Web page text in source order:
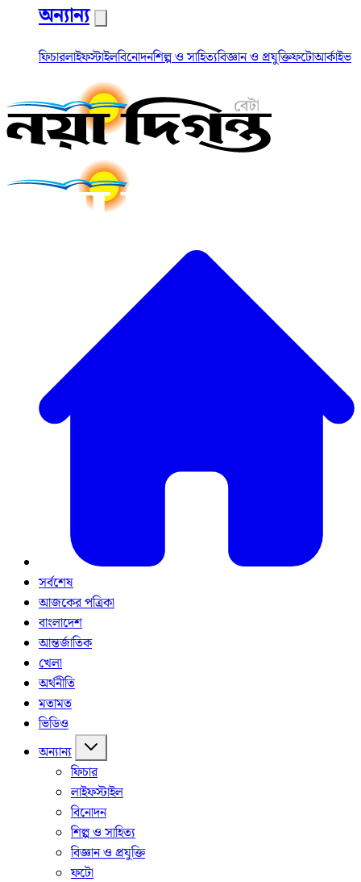
অন্যান্য
ফিচারলাইফস্টাইলবিনোদনশিল্প ও সাহিত্যবিজ্ঞান ও প্রযুক্তিফটোআর্কাইভ
সর্বশেষ
আজকের পত্রিকা
বাংলাদেশ
আন্তর্জাতিক
খেলা
অর্থনীতি
মতামত
ভিডিও
অন্যান্য
ফিচার
লাইফস্টাইল
বিনোদন
শিল্প ও সাহিত্য
বিজ্ঞান ও প্রযুক্তি
ফটো